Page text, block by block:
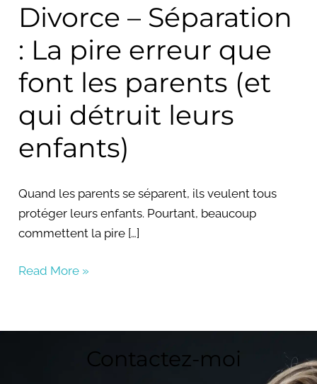
Divorce – Séparation
: La pire erreur que
font les parents (et
qui détruit leurs
enfants)
Quand les parents se séparent, ils veulent tous
protéger leurs enfants. Pourtant, beaucoup
commettent la pire […]
font
les
parents
qui
détruit
leurs
enfants)
Read More »
Contactez-moi